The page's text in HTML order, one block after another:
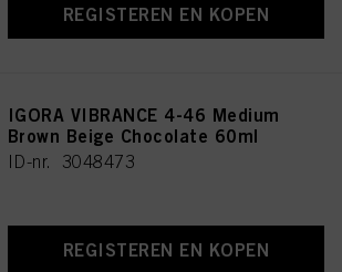
REGISTEREN EN KOPEN
IGORA VIBRANCE 4-46 Medium
Brown Beige Chocolate 60ml
ID-nr. 3048473
REGISTEREN EN KOPEN